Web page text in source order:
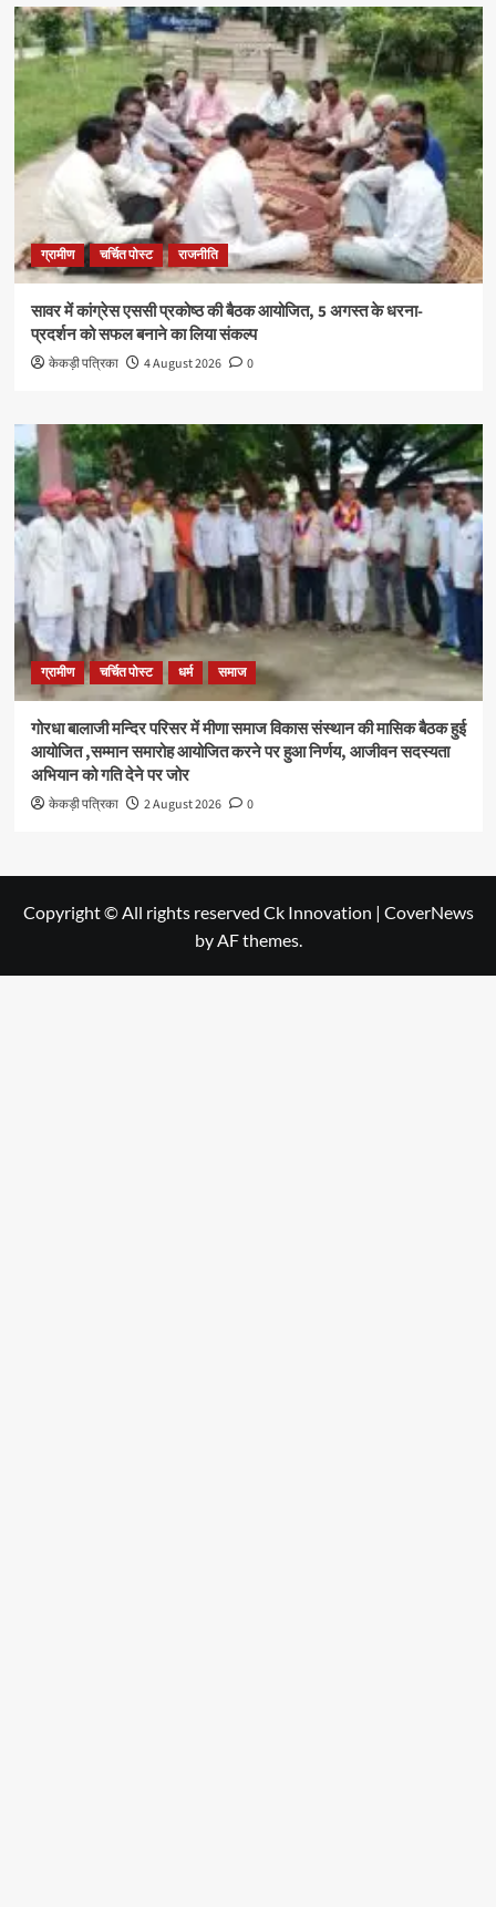
ग्रामीण चर्चित पोस्ट राजनीति
सावर में कांग्रेस एससी प्रकोष्ठ की बैठक आयोजित, 5 अगस्त के धरना-
प्रदर्शन को सफल बनाने का लिया संकल्प
केकड़ी पत्रिका 4 August 2026 0
ग्रामीण चर्चित पोस्ट धर्म समाज
गोरधा बालाजी मन्दिर परिसर में मीणा समाज विकास संस्थान की मासिक बैठक हुई
आयोजित ,सम्मान समारोह आयोजित करने पर हुआ निर्णय, आजीवन सदस्यता
अभियान को गति देने पर जोर
केकड़ी पत्रिका 2 August 2026 0
Copyright © All rights reserved Ck Innovation | CoverNews
by AF themes.